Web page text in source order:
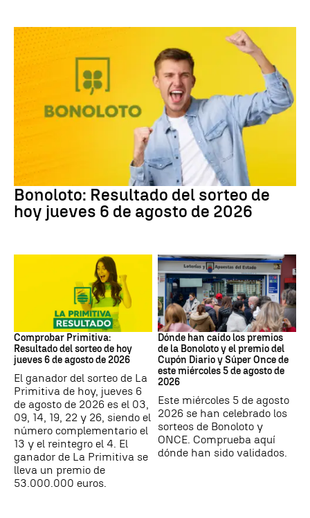
Bonoloto
Bonoloto: Resultado del sorteo de
hoy jueves 6 de agosto de 2026
Lotería Primitiva de España
Comprobar Primitiva:
Resultado del sorteo de hoy
jueves 6 de agosto de 2026
El ganador del sorteo de La
Primitiva de hoy, jueves 6
de agosto de 2026 es el 03,
09, 14, 19, 22 y 26, siendo el
número complementario el
13 y el reintegro el 4. El
ganador de La Primitiva se
lleva un premio de
53.000.000 euros.
Loterías
Dónde han caído los premios
de la Bonoloto y el premio del
Cupón Diario y Súper Once de
este miércoles 5 de agosto de
2026
Este miércoles 5 de agosto
2026 se han celebrado los
sorteos de Bonoloto y
ONCE. Comprueba aquí
dónde han sido validados.